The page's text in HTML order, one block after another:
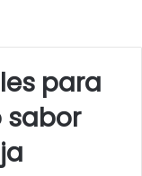
para
sabor